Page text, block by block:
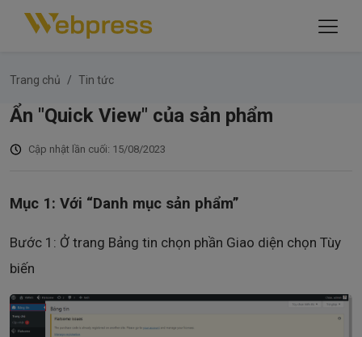
Trang chủ Tin tức
Ẩn "Quick View" của sản phẩm
Cập nhật lần cuối: 15/08/2023
Mục 1: Với “Danh mục sản phẩm”
Bước 1: Ở trang Bảng tin chọn phần Giao diện chọn Tùy
biến